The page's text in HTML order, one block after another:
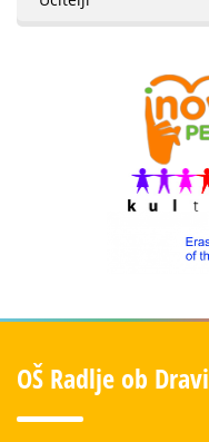
OŠ Radlje ob Dravi